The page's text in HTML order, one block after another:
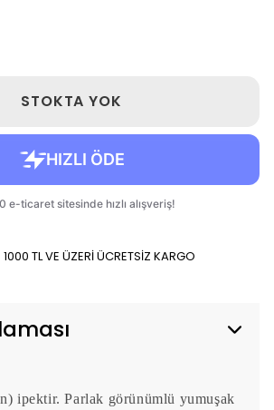
STOKTA YOK
1000 TL VE ÜZERİ ÜCRETSİZ KARGO
ipektir. Parlak görünümlü yumuşak